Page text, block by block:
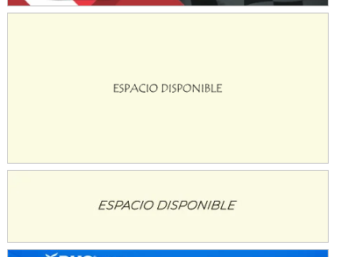
ENTRERRIANO - F6 (POSTERGADA)
Victoria (Entre Ríos)
PATAGONICO - F6